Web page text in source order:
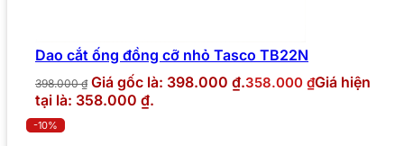
Dao cắt ống đồng cỡ nhỏ Tasco TB22N
398.000₫ Giá gốc là: 398.000 ₫.358.000 ₫Giá hiện
tại là: 358.000 ₫.
-10%